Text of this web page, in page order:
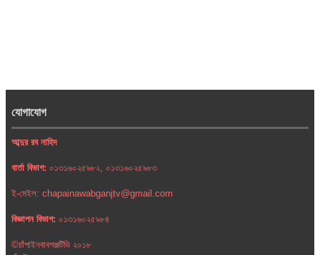
যোগাযোগ
আব্দুর রব নাহিদ
বার্তা বিভাগ: ০১৩১৬০২৫৯৮২, ০১৩১৬০২৫৯৮৩
ই-মেইল: chapainawabganjtv@gmail.com
বিজ্ঞাপন বিভাগ: ০১৩১৬০২৫৯৮৪
©চাঁপাইনবাবগঞ্জটিভি ২০১৮